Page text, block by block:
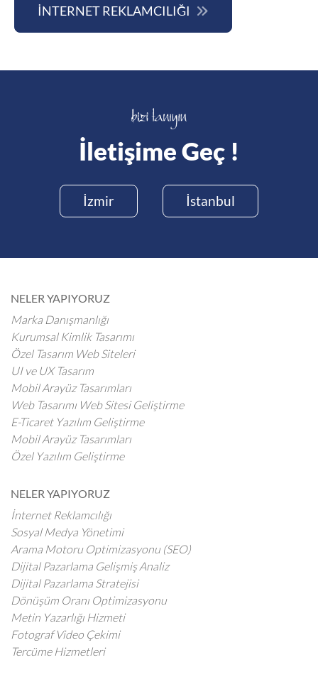
İNTERNET REKLAMCILIĞI
İletişime Geç !
İzmir İstanbul
NELER YAPIYORUZ
Marka Danışmanlığı
Kurumsal Kimlik Tasarımı
Özel Tasarım Web Siteleri
UI ve UX Tasarım
Mobil Arayüz Tasarımları
Web Tasarımı Web Sitesi Geliştirme
E-Ticaret Yazılım Geliştirme
Mobil Arayüz Tasarımları
Özel Yazılım Geliştirme
NELER YAPIYORUZ
İnternet Reklamcılığı
Sosyal Medya Yönetimi
Arama Motoru Optimizasyonu (SEO)
Dijital Pazarlama Gelişmiş Analiz
Dijital Pazarlama Stratejisi
Dönüşüm Oranı Optimizasyonu
Metin Yazarlığı Hizmeti
Fotograf Video Çekimi
Tercüme Hizmetleri